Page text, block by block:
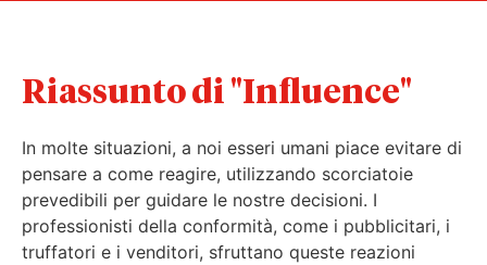
Riassunto di "Influence"
In molte situazioni, a noi esseri umani piace evitare di
pensare a come reagire, utilizzando scorciatoie
prevedibili per guidare le nostre decisioni. I
professionisti della conformità, come i pubblicitari, i
truffatori e i venditori, sfruttano queste reazioni